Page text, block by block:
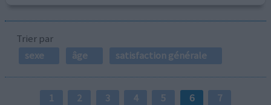
Trier par
sexe
âge satisfaction générale
1 2 3 4 5 6 7